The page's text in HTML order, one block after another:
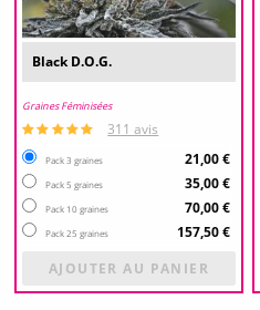
Black D.O.G.
Graines Féminisées
311 avis
Pack 3 graines 21,00 €
Pack 5 graines 35,00 €
Pack 10 graines 70,00 €
Pack 25 graines
157,50 €
AJOUTER AU PANIER